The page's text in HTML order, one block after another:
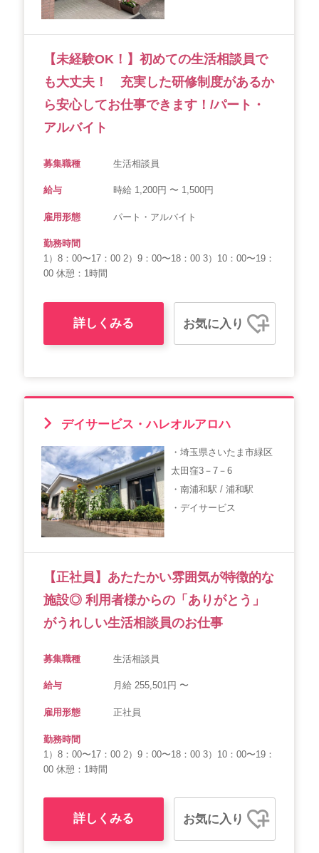
【未経験OK！】初めての生活相談員で
も大丈夫！ 充実した研修制度があるか
ら安心してお仕事できます！/パート・
アルバイト
募集職種 生活相談員
給与 時給 1,200円 〜 1,500円
雇用形態 パート・アルバイト
勤務時間
1）8：00〜17：00 2）9：00〜18：00 3）10：00〜19：
00 休憩：1時間
詳しくみる お気に入り
デイサービス・ハレオルアロハ
・埼玉県さいたま市緑区
太田窪3－7－6
・南浦和駅 / 浦和駅
・デイサービス
【正社員】あたたかい雰囲気が特徴的な
施設◎ 利用者様からの「ありがとう」
がうれしい生活相談員のお仕事
募集職種 生活相談員
給与 月給 255,501円 〜
雇用形態 正社員
勤務時間
1）8：00〜17：00 2）9：00〜18：00 3）10：00〜19：
00 休憩：1時間
詳しくみる お気に入り